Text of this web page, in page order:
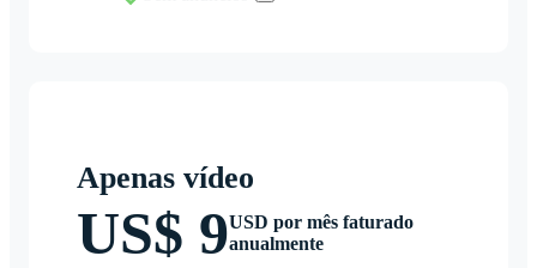
Apenas vídeo
US$ 9USD por mês faturado
anualmente